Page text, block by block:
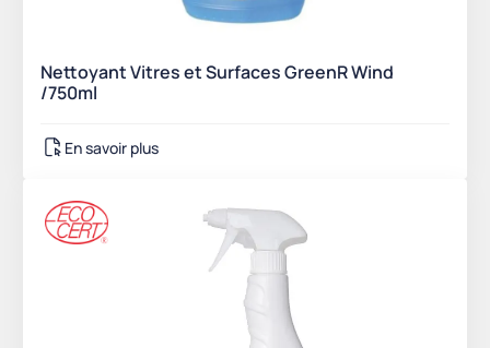
Nettoyant Vitres et Surfaces GreenR Wind
/750ml
En savoir plus